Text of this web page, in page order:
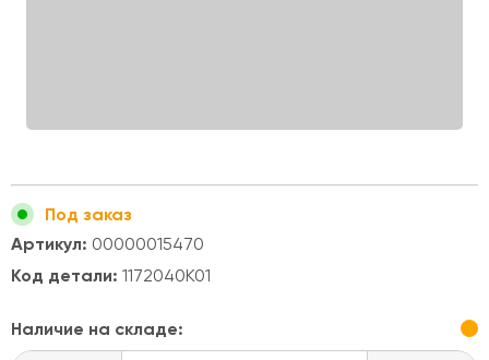
Под заказ
Артикул: 00000015470
Код детали: 1172040K01
Наличие на складе: